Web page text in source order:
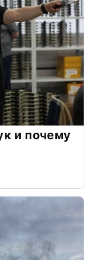
и почему